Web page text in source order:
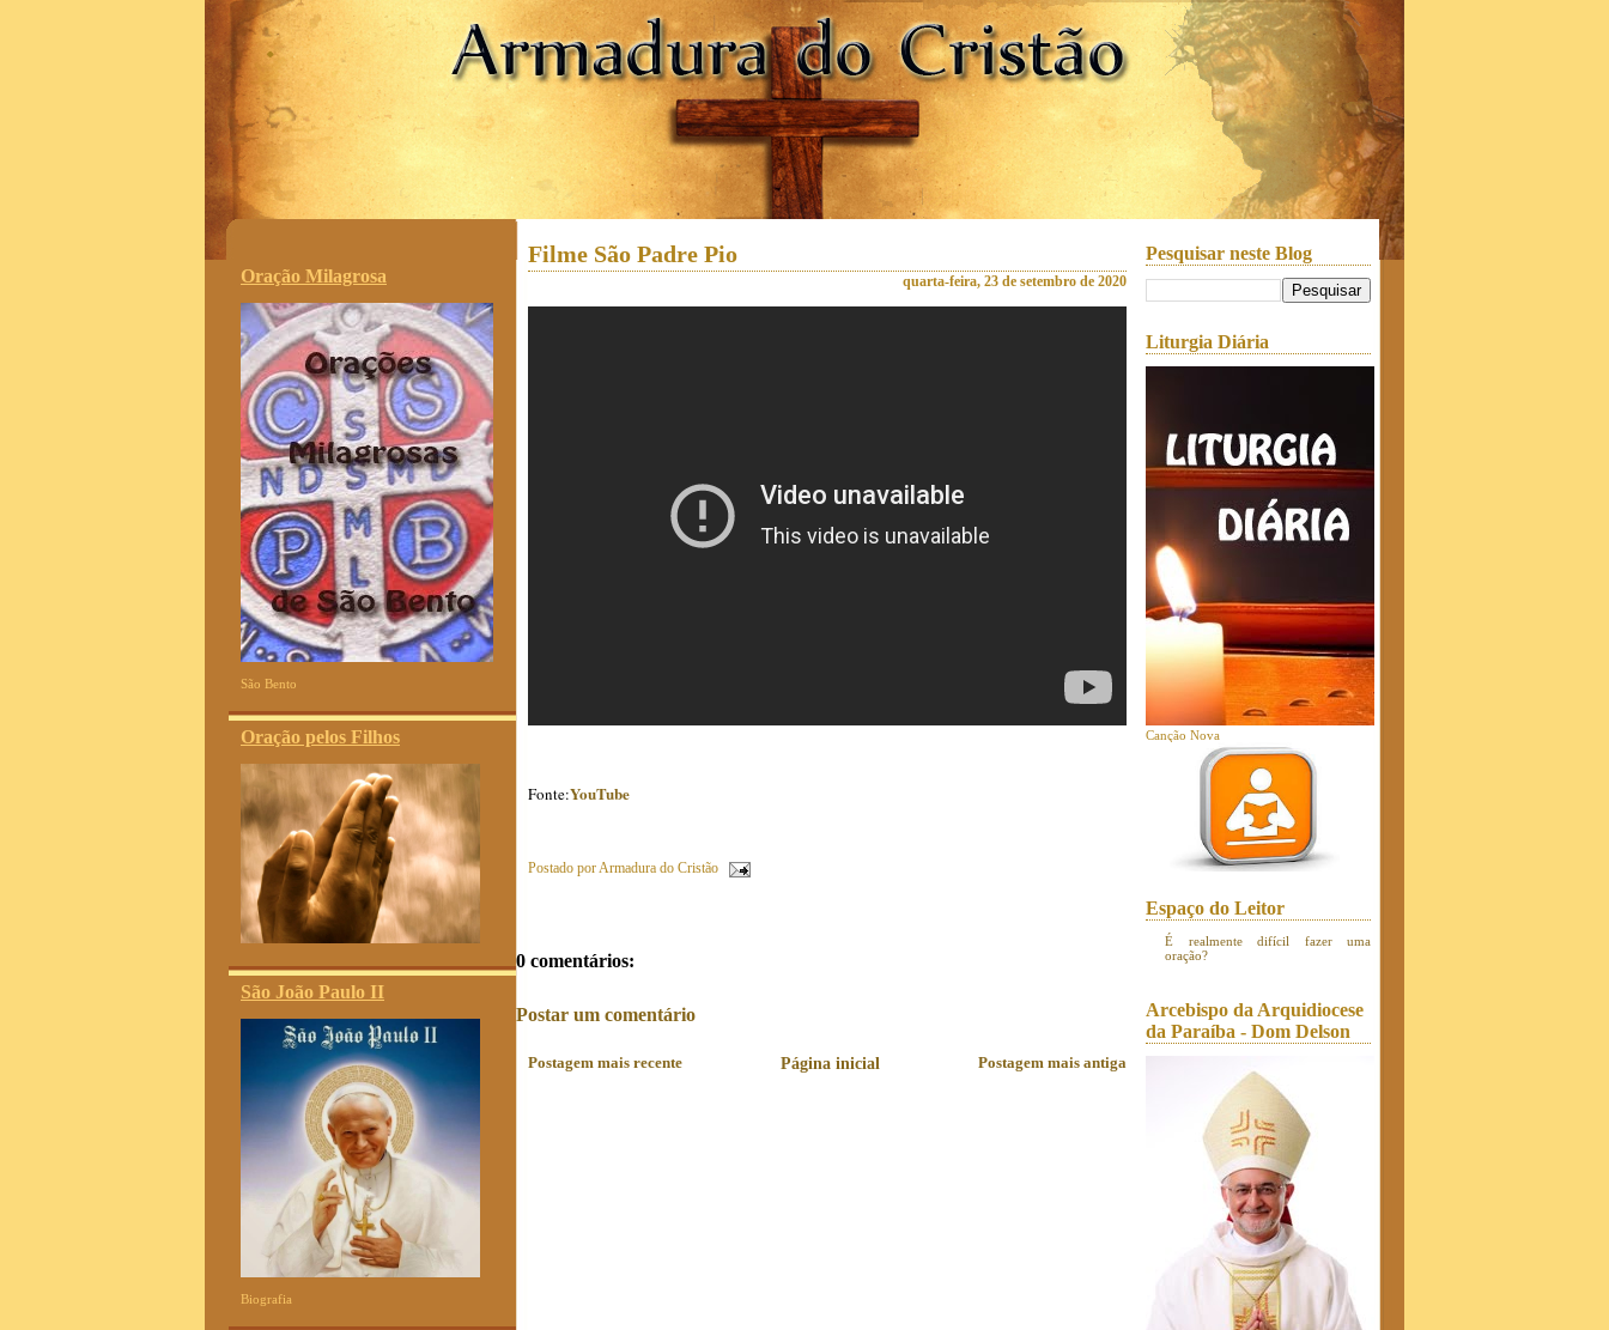
.
Oração Milagrosa
São Bento
Oração pelos Filhos
São João Paulo II
Biografia
Filme São Padre Pio
quarta-feira, 23 de setembro de 2020
Fonte:YouTube
Postado porArmadura do Cristão
0 comentários:
Postar um comentário
Postagem mais recente Postagem mais antiga
Página inicial
Pesquisar neste Blog
Liturgia Diária
Canção Nova
Espaço do Leitor
É realmente difícil fazer uma
oração?
Arcebispo da Arquidiocese
da Paraíba - Dom Delson